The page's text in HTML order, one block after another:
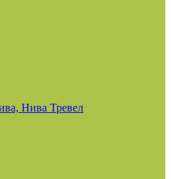
Нива Тревел